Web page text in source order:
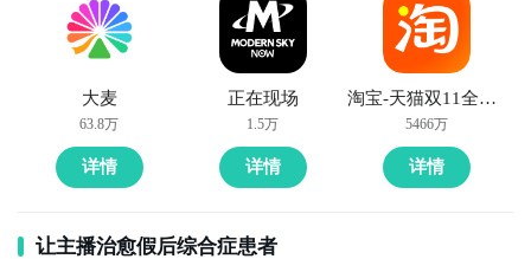
大麦
63.8万
详情
正在现场
1.5万
详情
淘宝-天猫双11全球狂欢季
5466万
详情
让主播治愈假后综合症患者